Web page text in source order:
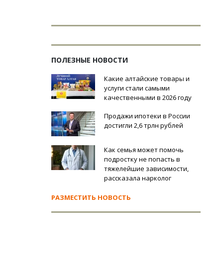
ПОЛЕЗНЫЕ НОВОСТИ
Какие алтайские товары и
услуги стали самыми
качественными в 2026 году
Продажи ипотеки в России
достигли 2,6 трлн рублей
Как семья может помочь
подростку не попасть в
тяжелейшие зависимости,
рассказала нарколог
РАЗМЕСТИТЬ НОВОСТЬ